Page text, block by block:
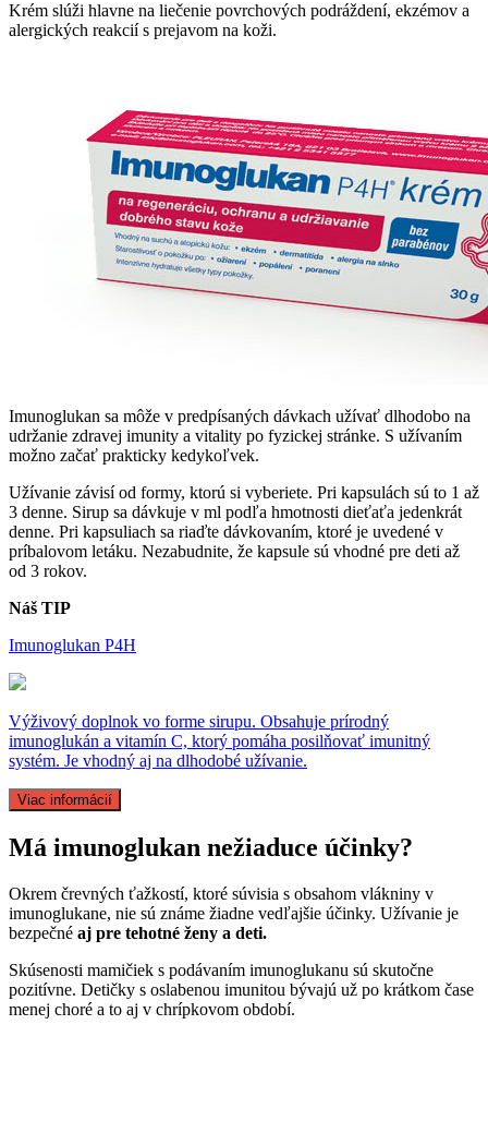
Krém slúži hlavne na liečenie povrchových podráždení, ekzémov a
alergických reakcií s prejavom na koži.
Imunoglukan sa môže v predpísaných dávkach užívať dlhodobo na
udržanie zdravej imunity a vitality po fyzickej stránke. S užívaním
možno začať prakticky kedykoľvek.
Užívanie závisí od formy, ktorú si vyberiete. Pri kapsulách sú to 1 až
3 denne. Sirup sa dávkuje v ml podľa hmotnosti dieťaťa jedenkrát
denne. Pri kapsuliach sa riaďte dávkovaním, ktoré je uvedené v
príbalovom letáku. Nezabudnite, že kapsule sú vhodné pre deti až
od 3 rokov.
Náš TIP
Imunoglukan P4H
Výživový doplnok vo forme sirupu. Obsahuje prírodný
imunoglukán a vitamín C, ktorý pomáha posilňovať imunitný
systém. Je vhodný aj na dlhodobé užívanie.
Viac informácií
Má imunoglukan nežiaduce účinky?
Okrem črevných ťažkostí, ktoré súvisia s obsahom vlákniny v
imunoglukane, nie sú známe žiadne vedľajšie účinky. Užívanie je
bezpečné aj pre tehotné ženy a deti.
Skúsenosti mamičiek s podávaním imunoglukanu sú skutočne
pozitívne. Detičky s oslabenou imunitou bývajú už po krátkom čase
menej choré a to aj v chrípkovom období.